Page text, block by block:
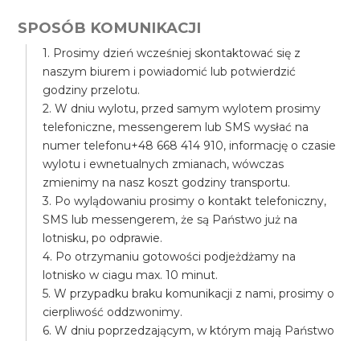
SPOSÓB KOMUNIKACJI
1. Prosimy dzień wcześniej skontaktować się z
naszym biurem i powiadomić lub potwierdzić
godziny przelotu.
2. W dniu wylotu, przed samym wylotem prosimy
telefoniczne, messengerem lub SMS wysłać na
numer telefonu+48 668 414 910, informację o czasie
wylotu i ewnetualnych zmianach, wówczas
zmienimy na nasz koszt godziny transportu.
3. Po wylądowaniu prosimy o kontakt telefoniczny,
SMS lub messengerem, że są Państwo już na
lotnisku, po odprawie.
4. Po otrzymaniu gotowości podjeżdżamy na
lotnisko w ciagu max. 10 minut.
5. W przypadku braku komunikacji z nami, prosimy o
cierpliwość oddzwonimy.
6. W dniu poprzedzającym, w którym mają Państwo